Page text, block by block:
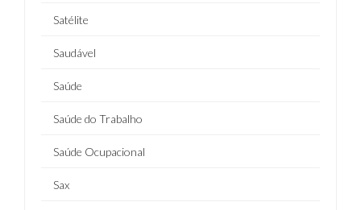
Satélite
Saudável
Saúde
Saúde do Trabalho
Saúde Ocupacional
Sax